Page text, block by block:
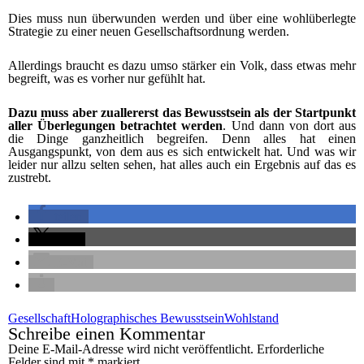
Dies muss nun überwunden werden und über eine wohlüberlegte
Strategie zu einer neuen Gesellschaftsordnung werden.
Allerdings braucht es dazu umso stärker ein Volk, dass etwas mehr
begreift, was es vorher nur gefühlt hat.
Dazu muss aber zuallererst das Bewusstsein als der Startpunkt
aller Überlegungen betrachtet werden. Und dann von dort aus
die Dinge ganzheitlich begreifen. Denn alles hat einen
Ausgangspunkt, von dem aus es sich entwickelt hat. Und was wir
leider nur allzu selten sehen, hat alles auch ein Ergebnis auf das es
zustrebt.
GesellschaftHolographisches BewusstseinWohlstand
Schreibe einen Kommentar
Deine E-Mail-Adresse wird nicht veröffentlicht. Erforderliche